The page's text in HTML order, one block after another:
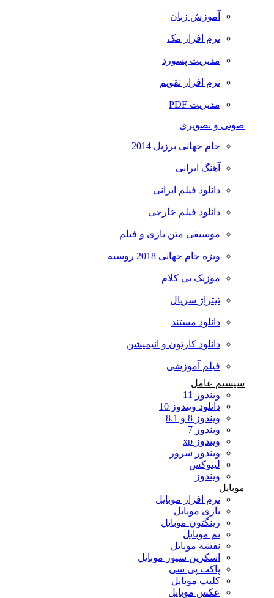
آموزش زبان
نرم افزار مک
مدیریت پسورد
نرم افزار تقویم
مدیریت PDF
صوتی و تصویری
جام جهانی برزیل 2014
آهنگ ایرانی
دانلود فیلم ایرانی
دانلود فیلم خارجی
موسیقی متن بازی و فیلم
ویژه جام جهانی 2018 روسیه
موزیک بی کلام
تیتراژ سریال
دانلود مستند
دانلود کارتون و انیمیشن
فیلم آموزشی
سیستم عامل
ویندوز 11
دانلود ویندوز 10
ویندوز 8 و 8.1
ویندوز 7
ویندوز xp
ویندوز سرور
لینوکس
ویندوز
موبایل
نرم افزار موبایل
بازی موبایل
رینگتون موبایل
تم موبایل
نقشه موبایل
اسکرین سیور موبایل
پاکت پی سی
کلیپ موبایل
عکس موبایل